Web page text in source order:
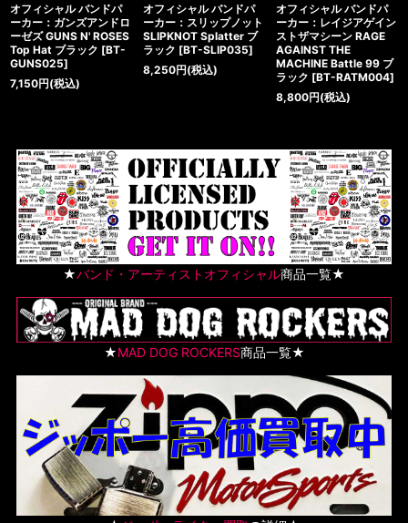
オフィシャル バンドパ
ーカー：ガンズアンドロ
ーゼズ GUNS N' ROSES
Top Hat ブラック [BT-
GUNS025]
7,150円(税込)
オフィシャル バンドパ
ーカー：スリップノット
SLIPKNOT Splatter ブ
ラック [BT-SLIP035]
8,250円(税込)
オフィシャル バンドパ
ーカー：レイジアゲイン
ストザマシーン RAGE
AGAINST THE
MACHINE Battle 99 ブ
ラック [BT-RATM004]
8,800円(税込)
★バンド・アーティストオフィシャル商品一覧★
★MAD DOG ROCKERS商品一覧★